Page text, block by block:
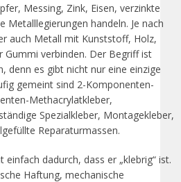
Messing, Zink, Eisen, verzinkte
Metalllegierungen handeln. Je nach
auch Metall mit Kunststoff, Holz,
Gummi verbinden. Der Begriff ist
denn es gibt nicht nur eine einzige
gemeint sind 2-Komponenten-
Methacrylatkleber,
Spezialkleber, Montagekleber,
Reparaturmassen.
einfach dadurch, dass er „klebrig“ ist.
Haftung, mechanische